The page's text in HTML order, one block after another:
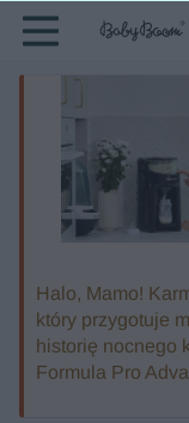
Halo, Mamo!
który przygotuje
historię nocnego
Formula Pro